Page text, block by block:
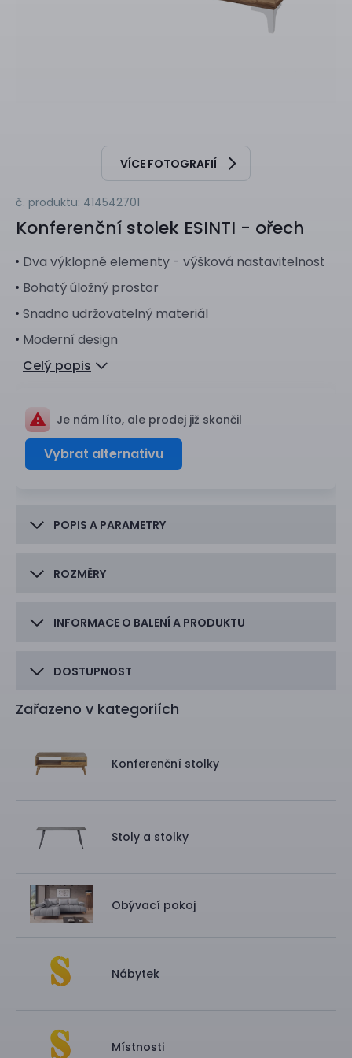
VÍCE FOTOGRAFIÍ
č. produktu: 414542701
Konferenční stolek ESINTI - ořech
Dva výklopné elementy - výšková nastavitelnost
Bohatý úložný prostor
Snadno udržovatelný materiál
Moderní design
Celý popis
Je nám líto, ale prodej již skončil
Vybrat alternativu
POPIS A PARAMETRY
ROZMĚRY
INFORMACE O BALENÍ A PRODUKTU
DOSTUPNOST
Zařazeno v kategoriích
Konferenční stolky
Stoly a stolky
Obývací pokoj
Nábytek
Místnosti